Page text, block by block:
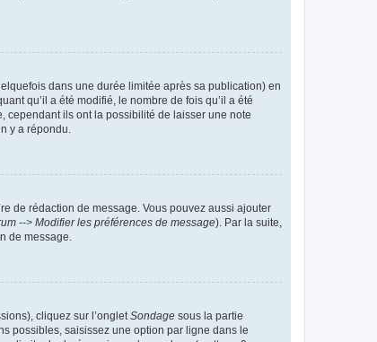
dans une durée limitée après sa publication) en
qu’il a été modifié, le nombre de fois qu’il a été
cependant ils ont la possibilité de laisser une note
y a répondu.
de rédaction de message. Vous pouvez aussi ajouter
--> Modifier les préférences de message). Par la suite,
de message.
cliquez sur l’ongletSondage sous la partie
possibles, saisissez une option par ligne dans le